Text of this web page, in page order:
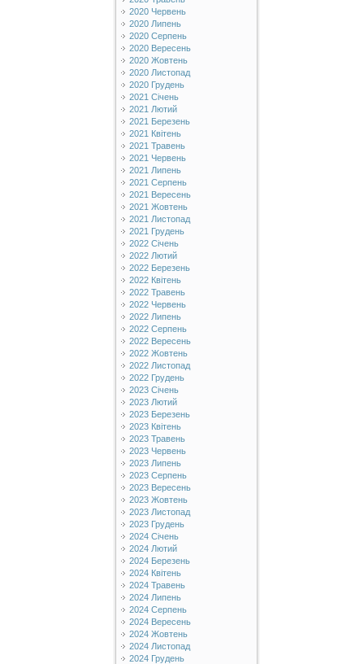
2020 Червень
2020 Липень
2020 Серпень
2020 Вересень
2020 Жовтень
2020 Листопад
2020 Грудень
2021 Січень
2021 Лютий
2021 Березень
2021 Квітень
2021 Травень
2021 Червень
2021 Липень
2021 Серпень
2021 Вересень
2021 Жовтень
2021 Листопад
2021 Грудень
2022 Січень
2022 Лютий
2022 Березень
2022 Квітень
2022 Травень
2022 Червень
2022 Липень
2022 Серпень
2022 Вересень
2022 Жовтень
2022 Листопад
2022 Грудень
2023 Січень
2023 Лютий
2023 Березень
2023 Квітень
2023 Травень
2023 Червень
2023 Липень
2023 Серпень
2023 Вересень
2023 Жовтень
2023 Листопад
2023 Грудень
2024 Січень
2024 Лютий
2024 Березень
2024 Квітень
2024 Травень
2024 Липень
2024 Серпень
2024 Вересень
2024 Жовтень
2024 Листопад
2024 Грудень